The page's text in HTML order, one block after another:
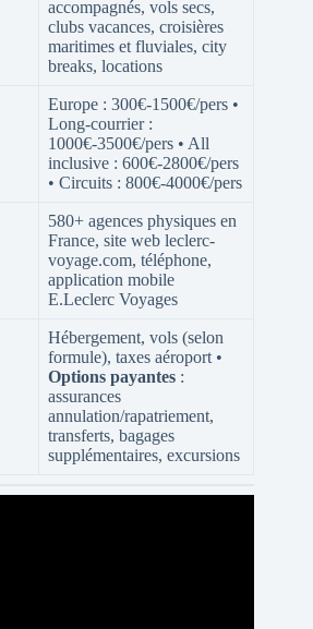
accompagnés, vols secs,
clubs vacances, croisières
maritimes et fluviales, city
breaks, locations
Europe : 300€-1500€/pers •
Long-courrier :
1000€-3500€/pers • All
inclusive : 600€-2800€/pers
• Circuits : 800€-4000€/pers
580+ agences physiques en
France, site web leclerc-
voyage.com, téléphone,
application mobile
E.Leclerc Voyages
Hébergement, vols (selon
formule), taxes aéroport •
Options payantes :
assurances
annulation/rapatriement,
transferts, bagages
supplémentaires, excursions